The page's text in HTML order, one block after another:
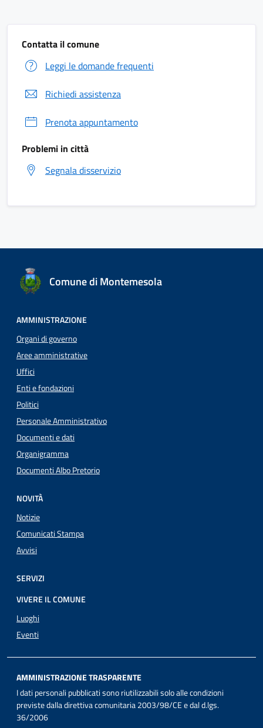
Contatta il comune
Leggi le domande frequenti
Richiedi assistenza
Prenota appuntamento
Problemi in città
Segnala disservizio
Comune di Montemesola
AMMINISTRAZIONE
Organi di governo
Aree amministrative
Uffici
Enti e fondazioni
Politici
Personale Amministrativo
Documenti e dati
Organigramma
Documenti Albo Pretorio
NOVITÀ
Notizie
Comunicati Stampa
Avvisi
SERVIZI
VIVERE IL COMUNE
Luoghi
Eventi
AMMINISTRAZIONE TRASPARENTE
I dati personali pubblicati sono riutilizzabili solo alle condizioni
previste dalla direttiva comunitaria 2003/98/CE e dal d.lgs.
36/2006